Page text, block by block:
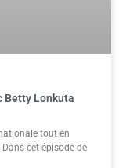
Betty Lonkuta
tout en
cet épisode de